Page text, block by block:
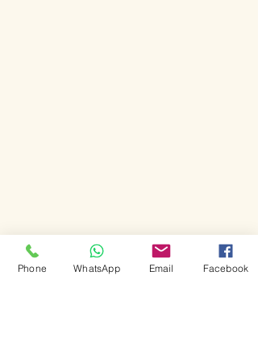
Phone WhatsApp Email Facebook